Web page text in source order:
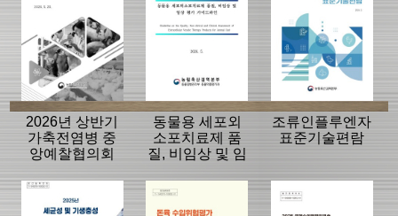
2026년 상반기
가축전염병 중
앙예찰협의회
동물용 세포외
소포치료제 품
질, 비임상 및 임
라인
조류인플루엔자
표준기술편람